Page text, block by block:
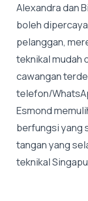
Alexandra dan
boleh
pelanggan,
teknikal mudah
cawangan
telefon/
Esmond
berfungsi yang
tangan yang
teknikal